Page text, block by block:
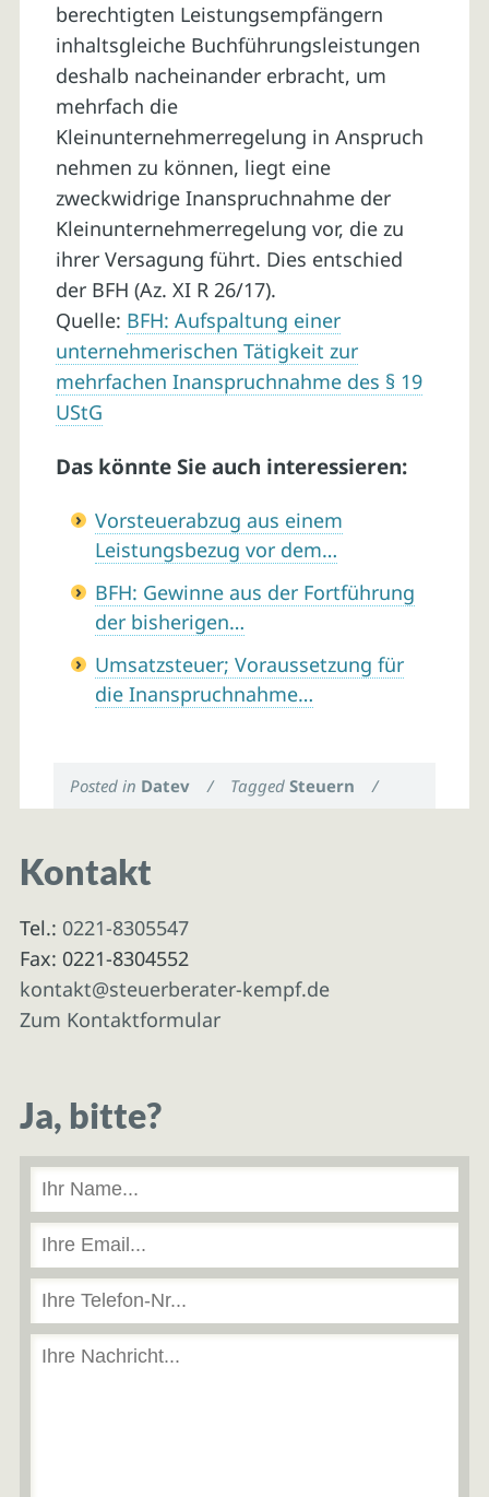
berechtigten Leistungsempfängern
inhaltsgleiche Buchführungsleistungen
deshalb nacheinander erbracht, um
mehrfach die
Kleinunternehmerregelung in Anspruch
nehmen zu können, liegt eine
zweckwidrige Inanspruchnahme der
Kleinunternehmerregelung vor, die zu
ihrer Versagung führt. Dies entschied
der BFH (Az. XI R 26/17).
Quelle: BFH: Aufspaltung einer
unternehmerischen Tätigkeit zur
mehrfachen Inanspruchnahme des § 19
UStG
Das könnte Sie auch interessieren:
Vorsteuerabzug aus einem
Leistungsbezug vor dem…
BFH: Gewinne aus der Fortführung
der bisherigen…
Umsatzsteuer; Voraussetzung für
die Inanspruchnahme…
Posted in Datev / TaggedSteuern /
Kontakt
Tel.: 0221-8305547
Fax: 0221-8304552
kontakt@steuerberater-kempf.de
Zum Kontaktformular
Ja, bitte?